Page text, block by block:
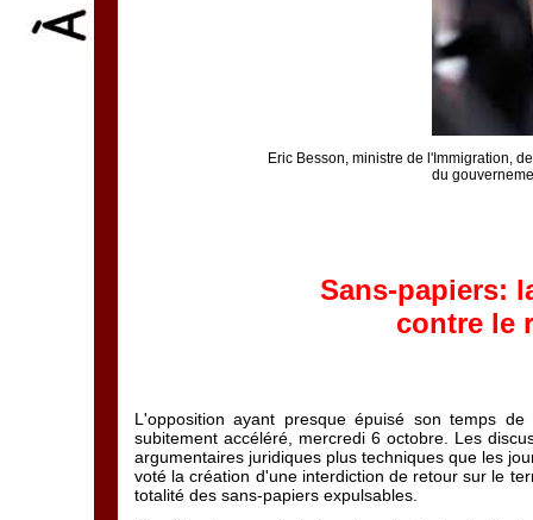
Eric Besson, ministre de l'Immigration,
du
Sans-papiers:
contre le
L'opposition ayant presque épuisé son temps
subitement accéléré, mercredi 6 octobre. Les
argumentaires juridiques plus techniques que les
voté la création d'une interdiction de retour sur le
totalité des sans-papiers expulsables.